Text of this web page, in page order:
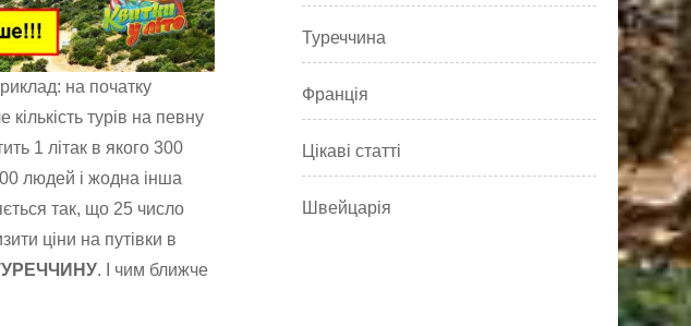
на початку
турів на певну
1 літак в якого 300
людей і жодна інша
так, що 25 число
ціни на путівки в
. І чим ближче
Туреччина
Франція
Цікаві статті
Швейцарія